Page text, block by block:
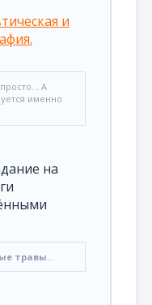
и
А
именно
на
травы...